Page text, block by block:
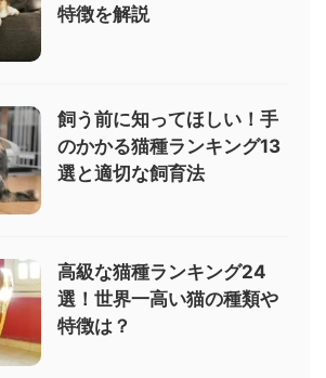
特徴を解説
飼う前に知ってほしい！手
のかかる猫種ランキング13
選と適切な飼育法
高級な猫種ランキング24
選！世界一高い猫の種類や
特徴は？